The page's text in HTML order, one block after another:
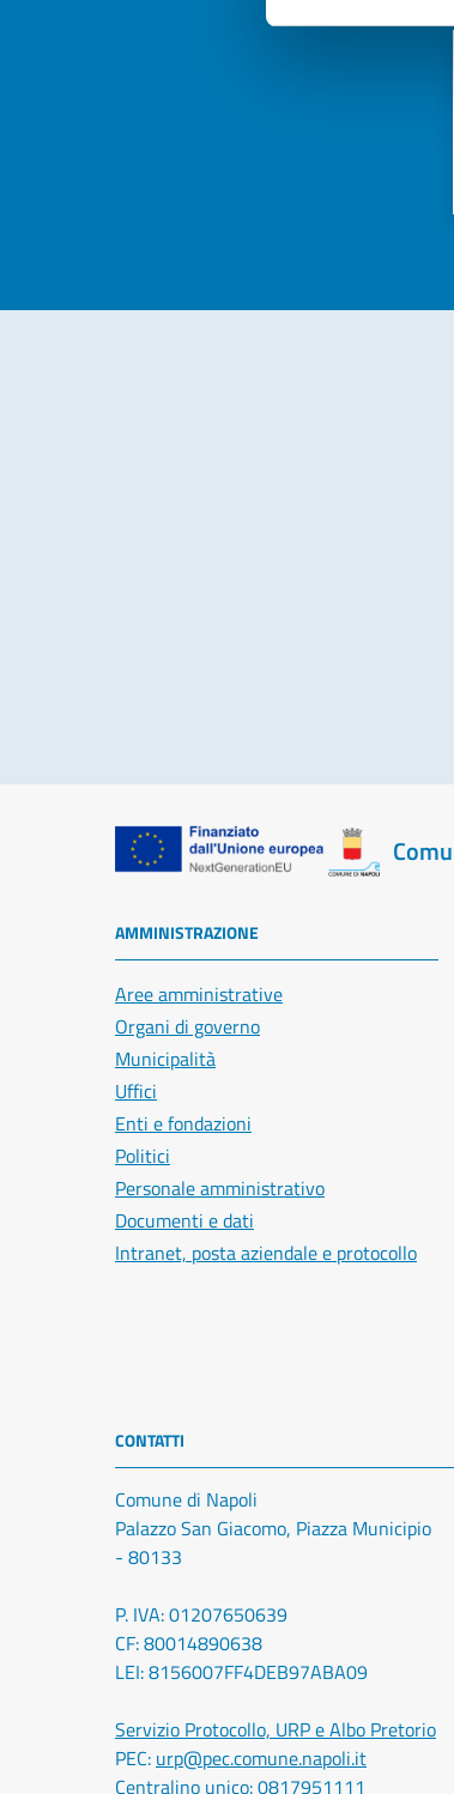
AMMINISTRAZIONE
Aree amministrative
Organi di governo
Municipalità
Uffici
Enti e fondazioni
Politici
Personale amministrativo
Documenti e dati
Intranet, posta aziendale e protocollo
CONTATTI
Comune di Napoli
Palazzo San Giacomo, Piazza Municipio
- 80133
P. IVA: 01207650639
CF: 80014890638
LEI: 8156007FF4DEB97ABA09
Servizio Protocollo, URP e Albo Pretorio
PEC: urp@pec.comune.napoli.it
Centralino unico:0817951111